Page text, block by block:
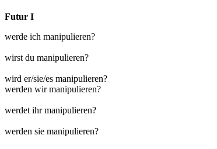
Futur I
werde ich manipulieren?
wirst du manipulieren?
wird er/sie/es manipulieren?
werden wir manipulieren?
werdet ihr manipulieren?
werden sie manipulieren?